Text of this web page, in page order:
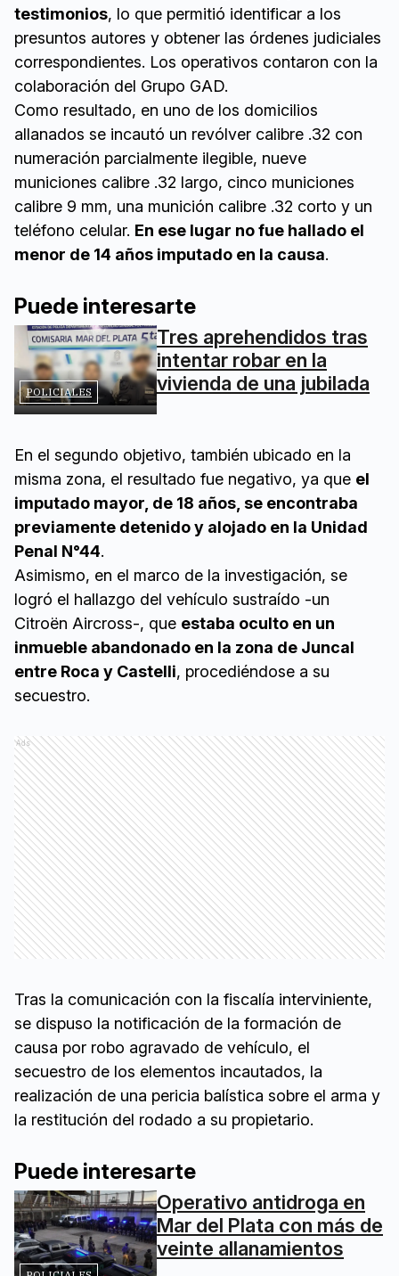
testimonios, lo que permitió identificar a los
presuntos autores y obtener las órdenes judiciales
correspondientes. Los operativos contaron con la
colaboración del Grupo GAD.
Como resultado, en uno de los domicilios
allanados se incautó un revólver calibre .32 con
numeración parcialmente ilegible, nueve
municiones calibre .32 largo, cinco municiones
calibre 9 mm, una munición calibre .32 corto y un
teléfono celular. En ese lugar no fue hallado el
menor de 14 años imputado en la causa.
Puede interesarte
POLICIALES
Tres aprehendidos tras
intentar robar en la
vivienda de una jubilada
En el segundo objetivo, también ubicado en la
misma zona, el resultado fue negativo, ya que el
imputado mayor, de 18 años, se encontraba
previamente detenido y alojado en la Unidad
Penal N°44.
Asimismo, en el marco de la investigación, se
logró el hallazgo del vehículo sustraído -un
Citroën Aircross-, que estaba oculto en un
inmueble abandonado en la zona de Juncal
entre Roca y Castelli, procediéndose a su
secuestro.
Ads
Tras la comunicación con la fiscalía interviniente,
se dispuso la notificación de la formación de
causa por robo agravado de vehículo, el
secuestro de los elementos incautados, la
realización de una pericia balística sobre el arma y
la restitución del rodado a su propietario.
Puede interesarte
Operativo antidroga en
Mar del Plata con más de
veinte allanamientos